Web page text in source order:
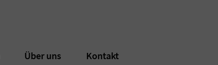
Über uns Kontakt
Über uns Kontakt